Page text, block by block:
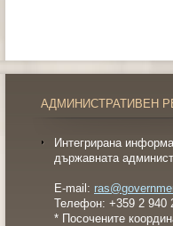
АДМИНИСТРАТИВЕН
Интегрирана
държавната
E-mail:
Телефон: +359 2 940
* Посочените